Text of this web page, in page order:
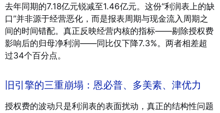
去年同期的7.18亿元锐减至1.46亿元。这份“利润表上的缺
口”并非源于经营恶化，而是报表周期与现金流入周期之
间的时间错配。真正反映经营内核的指标——剔除授权费
影响后的归母净利润——同比仅下降7.3%。两者相差超
过34个百分点。
旧引擎的三重崩塌：恩必普、多美素、津优力
授权费的波动只是利润表的表面扰动，真正的结构性问题